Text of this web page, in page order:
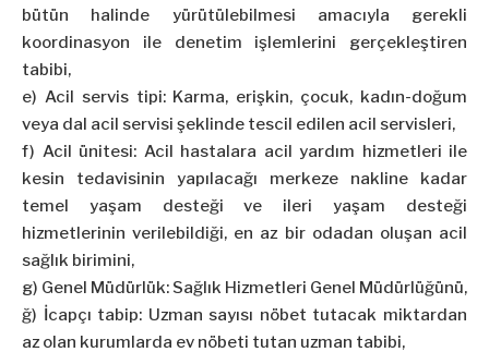
bütün halinde yürütülebilmesi amacıyla gerekli
koordinasyon ile denetim işlemlerini gerçekleştiren
tabibi,
e) Acil servis tipi: Karma, erişkin, çocuk, kadın-doğum
veya dal acil servisi şeklinde tescil edilen acil servisleri,
f) Acil ünitesi: Acil hastalara acil yardım hizmetleri ile
kesin tedavisinin yapılacağı merkeze nakline kadar
temel yaşam desteği ve ileri yaşam desteği
hizmetlerinin verilebildiği, en az bir odadan oluşan acil
sağlık birimini,
g) Genel Müdürlük: Sağlık Hizmetleri Genel Müdürlüğünü,
ğ) İcapçı tabip: Uzman sayısı nöbet tutacak miktardan
az olan kurumlarda ev nöbeti tutan uzman tabibi,